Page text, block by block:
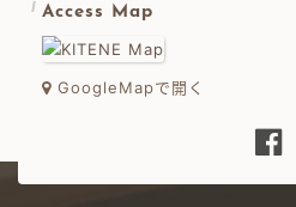
Access Map
GoogleMapで開く